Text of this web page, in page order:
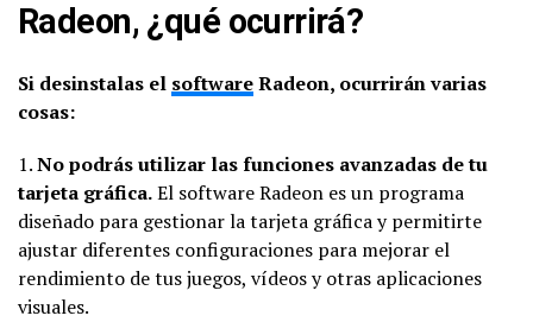
Radeon, ¿qué ocurrirá?
Si desinstalas el softwareRadeon, ocurrirán varias
cosas:
1.No podrás utilizar las funciones avanzadas de tu
tarjeta gráfica.El software Radeon es un programa
diseñado para gestionar la tarjeta gráfica y permitirte
ajustar diferentes configuraciones para mejorar el
rendimiento de tus juegos, vídeos y otras aplicaciones
visuales.